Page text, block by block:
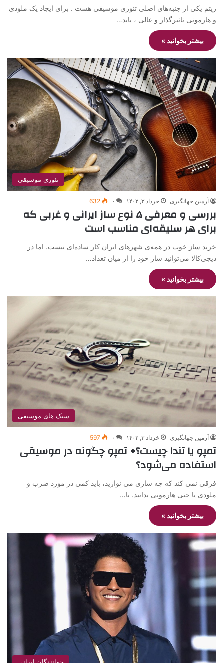
ریتم یکی از جنبه‌های اصلی تئوری موسیقی هست . برای ایجاد یک ملودی
و هارمونی تاثیرگذار و عالی ، باید…
بیشتر بخوانید »
تئوری موسیقی
آرمین جهانگیری خرداد ۳, ۱۴۰۲ ۰ 632
بررسی و معرفی ۵ نوع ساز ایرانی و غربی که
برای هر سلیقه‌ای مناسب است
خرید ساز خوب در همه‌ی شهرهای ایران کار ساده‌ای نیست. اما در
دیجی‌کالا می‌توانید ساز خود را از میان تعداد…
بیشتر بخوانید »
سبک های موسیقی
آرمین جهانگیری خرداد ۳, ۱۴۰۲ ۰ 597
تمپو یا تندا چیست؟+ تمپو چگونه در موسیقی
استفاده می‌شود؟
فرقی نمی کند که چه سازی می نوازید، باید کمی در مورد ضرب و
ملودی یا حتی هارمونی بدانید. با…
بیشتر بخوانید »